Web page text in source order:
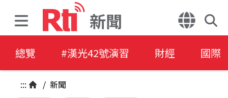
新聞
總覽 #漢光42號演習 財經 國際
::: / 新聞